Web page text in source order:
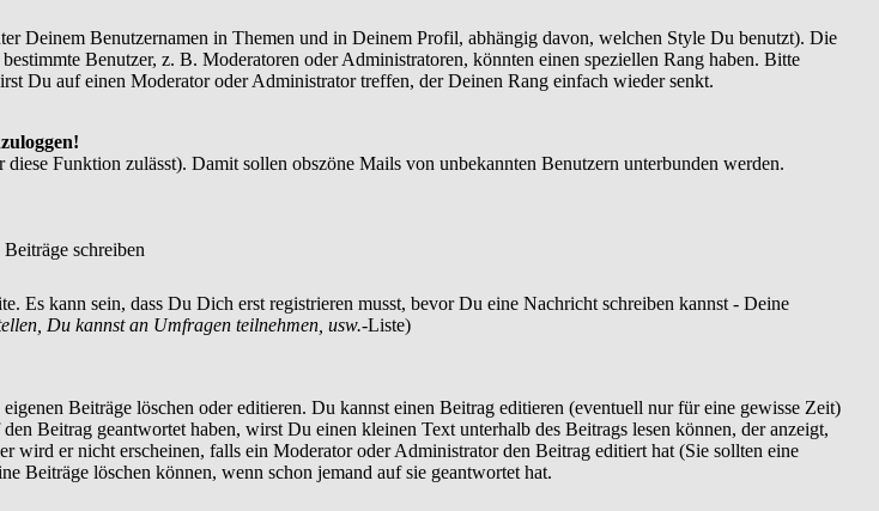
Deinem Benutzernamen in Themen und in Deinem Profil, abhängig davon, welchen Style Du benutzt). Die
Benutzer, z. B. Moderatoren oder Administratoren, könnten einen speziellen Rang haben. Bitte
Du auf einen Moderator oder Administrator treffen, der Deinen Rang einfach wieder senkt.
Funktion zulässt). Damit sollen obszöne Mails von unbekannten Benutzern unterbunden werden.
Beiträge schreiben
Es kann sein, dass Du Dich erst registrieren musst, bevor Du eine Nachricht schreiben kannst - Deine
Du kannst an Umfragen teilnehmen, usw.-Liste)
Beiträge löschen oder editieren. Du kannst einen Beitrag editieren (eventuell nur für eine gewisse Zeit)
Beitrag geantwortet haben, wirst Du einen kleinen Text unterhalb des Beitrags lesen können, der anzeigt,
er nicht erscheinen, falls ein Moderator oder Administrator den Beitrag editiert hat (Sie sollten eine
Beiträge löschen können, wenn schon jemand auf sie geantwortet hat.